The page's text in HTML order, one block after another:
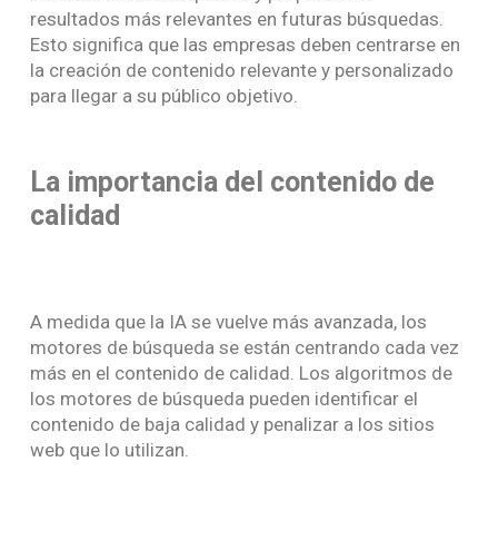
resultados más relevantes en futuras búsquedas.
Esto significa que las empresas deben centrarse en
la creación de contenido relevante y personalizado
para llegar a su público objetivo.
La importancia del contenido de
calidad
A medida que la IA se vuelve más avanzada, los
motores de búsqueda se están centrando cada vez
más en el contenido de calidad. Los algoritmos de
los motores de búsqueda pueden identificar el
contenido de baja calidad y penalizar a los sitios
web que lo utilizan.